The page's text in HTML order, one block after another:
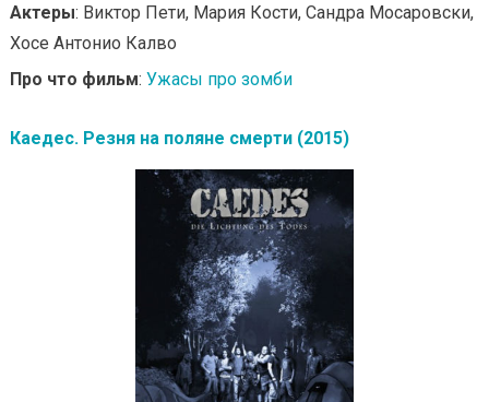
Актеры: Виктор Пети, Мария Кости, Сандра Мосаровски,
Хосе Антонио Калво
Про что фильм: Ужасы про зомби
Каедес. Резня на поляне смерти (2015)